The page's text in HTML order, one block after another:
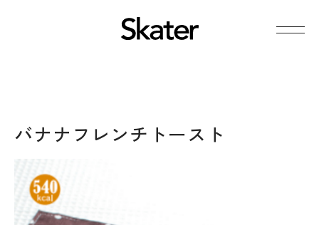
バナナフレンチトースト